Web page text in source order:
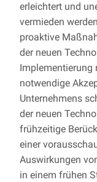
erleichtert und
vermieden
proaktive
der neuen
Implementierung
notwendige
Unternehmens
der neuen
frühzeitige
einer
Auswirkungen
in einem frühen